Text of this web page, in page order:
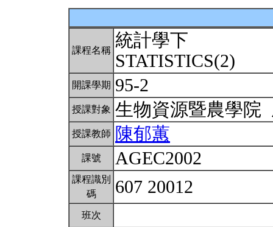
課程名稱 統計學下
STATISTICS(2)
開課學期 95-2
授課對象 生物資源暨農學
授課教師 陳郁蕙
課號 AGEC2002
課程識別
碼
607 20012
班次